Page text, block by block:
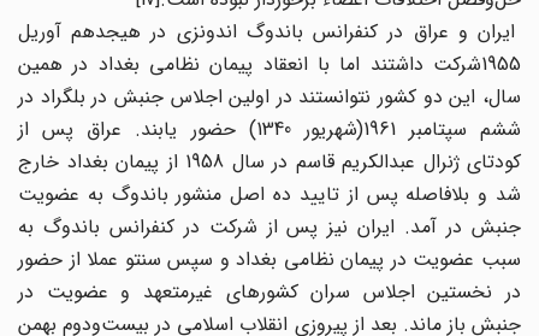
ایران و عراق در کنفرانس باندوگ اندونزی در هیجدهم آوریل
1955شرکت داشتند اما با انعقاد پیمان نظامی بغداد در همین
سال، این دو کشور نتوانستند در اولین اجلاس جنبش در بلگراد در
ششم سپتامبر 1961(شهریور 1340) حضور یابند. عراق پس از
کودتای ژنرال عبدالکریم قاسم در سال 1958 از پیمان بغداد خارج
شد و بلافاصله پس از تایید ده اصل منشور باندوگ به عضویت
جنبش در آمد. ایران نیز پس از شرکت در کنفرانس باندوگ به
سبب عضویت در پیمان نظامی بغداد و سپس سنتو عملا از حضور
در نخستین اجلاس سران کشورهای غیرمتعهد و عضویت در
جنبش باز ماند. بعد از پیروزی انقلاب اسلامی در بیست‌ودوم بهمن